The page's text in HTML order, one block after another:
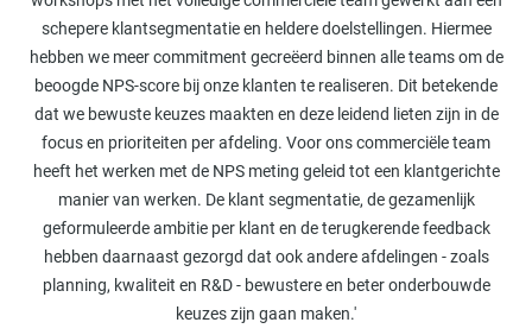
schepere klantsegmentatie en heldere doelstellingen. Hiermee
hebben we meer commitment gecreëerd binnen alle teams om de
beoogde NPS-score bij onze klanten te realiseren. Dit betekende
dat we bewuste keuzes maakten en deze leidend lieten zijn in de
focus en prioriteiten per afdeling. Voor ons commerciële team
heeft het werken met de NPS meting geleid tot een klantgerichte
manier van werken. De klant segmentatie, de gezamenlijk
geformuleerde ambitie per klant en de terugkerende feedback
hebben daarnaast gezorgd dat ook andere afdelingen - zoals
planning, kwaliteit en R&D - bewustere en beter onderbouwde
keuzes zijn gaan maken.'